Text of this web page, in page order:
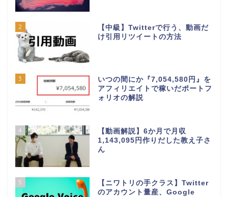
2
【中級】Twitterで行う、動画だ
け引用リツイートの方法
3
いつの間にか『7,054,580円』を
アフィリエイトで稼いだポートフ
ォリオの解説
4
【動画解説】6か月で月収
1,143,095円作りだした教え子さ
ん
5
【ニワトリの手クラス】Twitter
のアカウント量産、Google